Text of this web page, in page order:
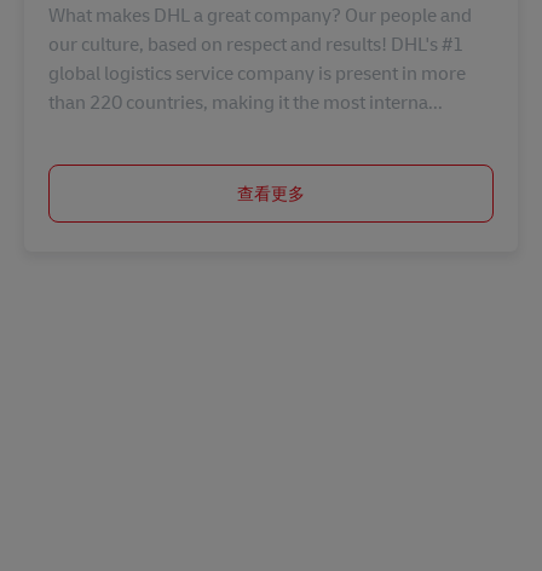
What makes DHL a great company? Our people and
our culture, based on respect and results! DHL's #1
global logistics service company is present in more
than 220 countries, making it the most interna...
查看更多